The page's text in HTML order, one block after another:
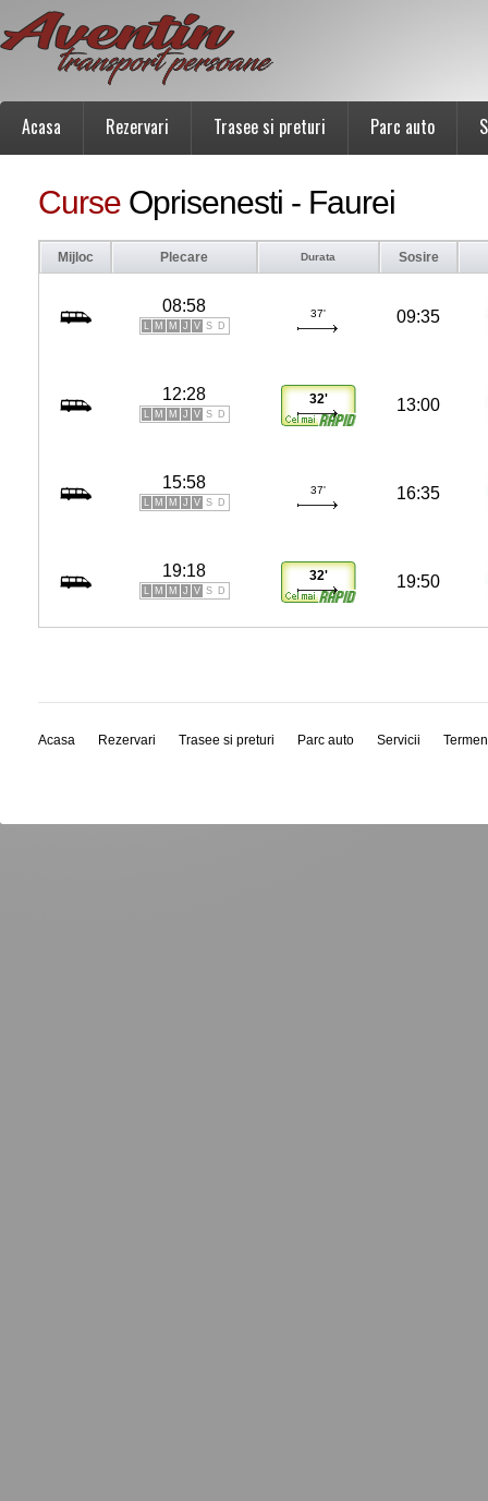
Acasa Rezervari Trasee si preturi Parc auto
Curse Oprisenesti - Faurei
Mijloc Plecare Durata Sosire
08:58
L M M J V S D
37' 09:35
12:28
L M M J V S D
32' 13:00
15:58
L M M J V S D
37' 16:35
19:18
L M M J V S D
32' 19:50
Acasa Rezervari Trasee si preturi Parc auto Servicii